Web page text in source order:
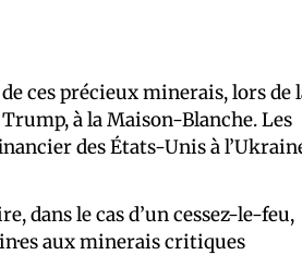
ces précieux minerais, lors de
à la Maison-Blanche. Les
des États-Unis à
dans le cas d’un cessez-le-feu,
aux minerais critiques